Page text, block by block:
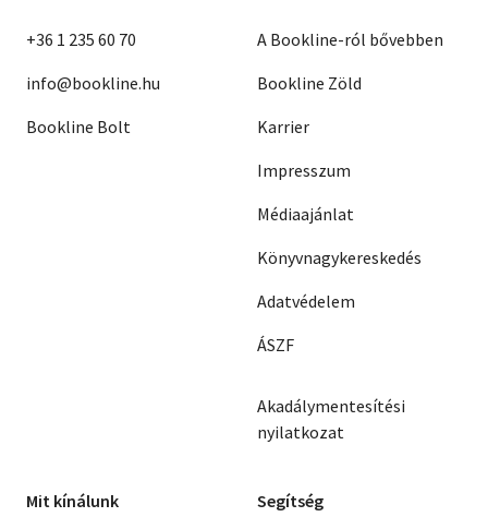
+36 1 235 60 70
info@bookline.hu
Bookline Bolt
A Bookline-ról bővebben
Bookline Zöld
Karrier
Impresszum
Médiaajánlat
Könyvnagykereskedés
Adatvédelem
ÁSZF
Akadálymentesítési
nyilatkozat
Mit kínálunk Segítség